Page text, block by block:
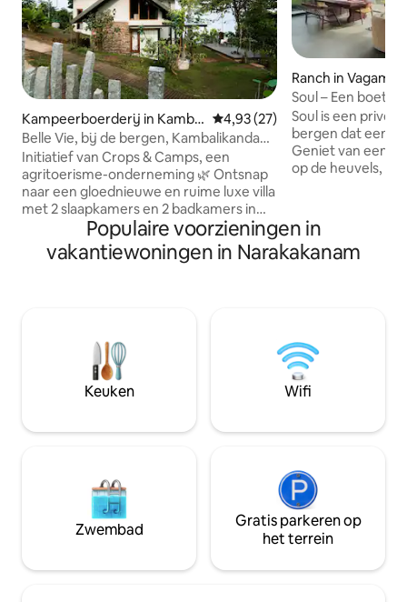
Kampeerboerderij in Kambili
kandam
Gemiddelde beoordeling van
4,93 (27)
Belle Vie, bij de bergen, Kambalikandam,
Munnar
Initiatief van Crops & Camps, een
agritoerisme-onderneming 🌿 Ontsnap
naar een gloednieuwe en ruime luxe villa
met 2 slaapkamers en 2 badkamers in
het hart van de Westelijke Ghats, in de
buurt van het schilderachtige stadje
Munnar. Dit rustige toevluchtsoord
keuken en rustige ruimtes om te
ontspannen. Dit huis is perfect voor
gezinnen, stellen of groepen en we
nodigen je uit om de schoonheid van
Ranch in Vagamon
Soul – Een
zwembad en
Soul is een privé-
bergen dat een
Geniet van een
op de heuvels,
filmavonden en
terrein beschikt
Suite-villa met
een
zwembad.
over 2 villa's
Populaire voorzieningen in
vakantiewoningen in Narakakanam
Keuken Wifi
Zwembad
Gratis parkeren op
het terrein